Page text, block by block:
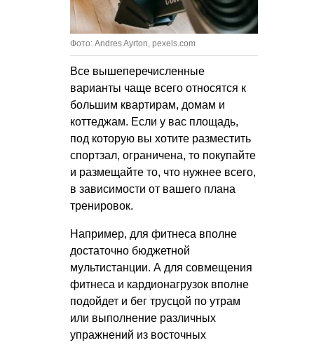
Фото: Andres Ayrton, pexels.com
Все вышеперечисленные
варианты чаще всего относятся к
большим квартирам, домам и
коттеджам. Если у вас площадь,
под которую вы хотите разместить
спортзал, ограничена, то покупайте
и размещайте то, что нужнее всего,
в зависимости от вашего плана
тренировок.
Например, для фитнеса вполне
достаточно бюджетной
мультистанции. А для совмещения
фитнеса и кардионагрузок вполне
подойдет и бег трусцой по утрам
или выполнение различных
упражнений из восточных